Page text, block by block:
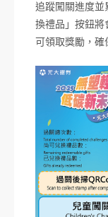
追蹤闖關進度並
換禮品」按鈕將
可領取獎勵，確